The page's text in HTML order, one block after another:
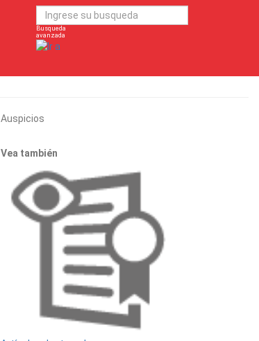
Busqueda
avanzada
Auspicios
Vea también